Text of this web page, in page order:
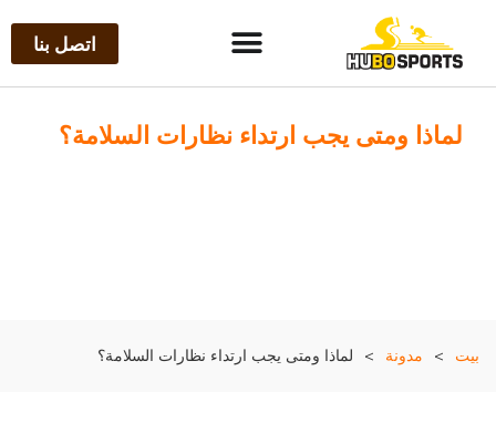
اتصل بنا
لماذا ومتى يجب ارتداء نظارات السلامة؟
بيت > مدونة > لماذا ومتى يجب ارتداء نظارات السلامة؟